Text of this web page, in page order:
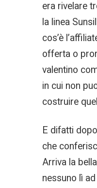
era rivelare
la linea
cos’è
offerta o
valentino
in cui non
costruire
E difatti
che
Arriva la
nessuno lì